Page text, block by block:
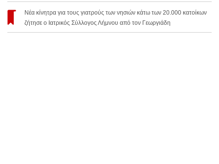
Νέα κίνητρα για τους γιατρούς των νησιών κάτω των 20.000 κατοίκων
ζήτησε ο Ιατρικός Σύλλογος Λήμνου από τον Γεωργιάδη